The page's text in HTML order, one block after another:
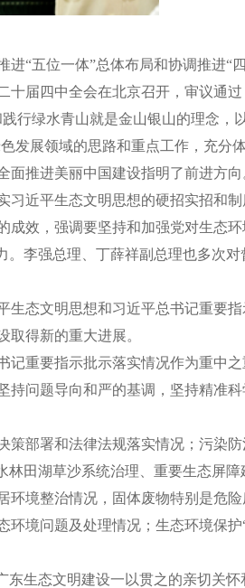
进“五位一体”总体布局和协调推进“
十届 四中全会在北京召开，审议通
行绿水青山就是金山银山的理念，
发展领域的思路和重点工作， 充分
面推进美丽中国建设指明了前进方向
习近平生态文明思想的硬招实招和
成效，强调要坚持和加强党对生态
李强总理、丁薛祥副总理也多次对
生态文明思想和习近平总书记重要
取得新的重大进展。
重要指示批示落实情况作为重中之
持问题导向和严的基调，坚持精准
策部署和法律法规落实情况；污染
林田湖草沙系统治理、重要生态屏障
环境整治情况， 固体废物特别是危险
环境问题及处理情况 ；生态环境保护
东生态文明建设一以贯之的亲切关怀